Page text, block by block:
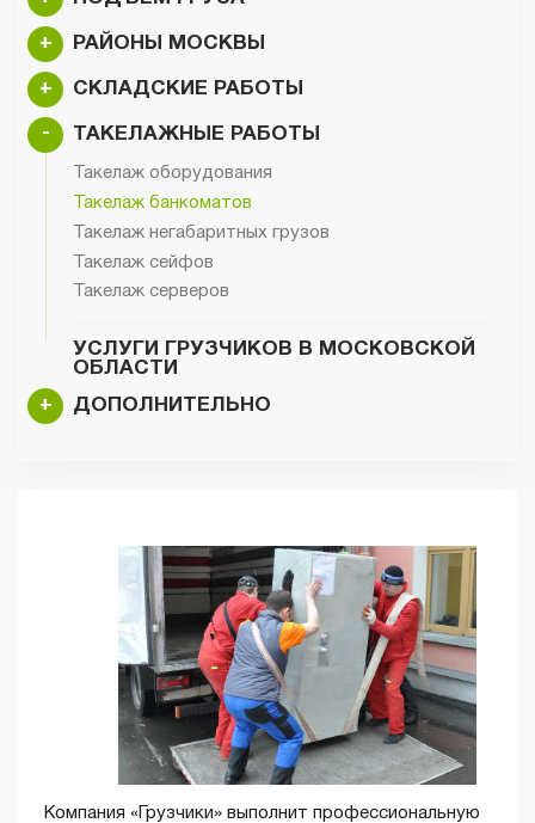
+ РАЙОНЫ МОСКВЫ
+ СКЛАДСКИЕ РАБОТЫ
- ТАКЕЛАЖНЫЕ РАБОТЫ
Такелаж оборудования
Такелаж банкоматов
Такелаж негабаритных грузов
Такелаж сейфов
Такелаж серверов
УСЛУГИ ГРУЗЧИКОВ В МОСКОВСКОЙ
ОБЛАСТИ
+
ДОПОЛНИТЕЛЬНО
Компания «Грузчики» выполнит профессиональную